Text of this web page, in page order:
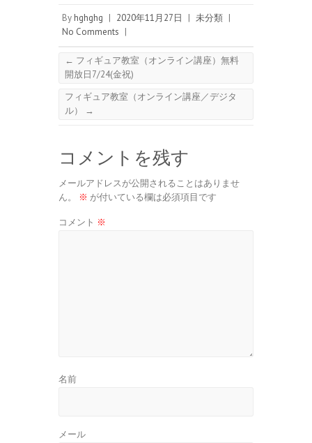
By hghghg | 2020年11月27日 | 未分類 |
No Comments |
← フィギュア教室（オンライン講座）無料
開放日7/24(金祝)
フィギュア教室（オンライン講座／デジタ
ル）
→
コメントを残す
メールアドレスが公開されることはありませ
ん。
※ が付いている欄は必須項目です
コメント ※
名前
メール